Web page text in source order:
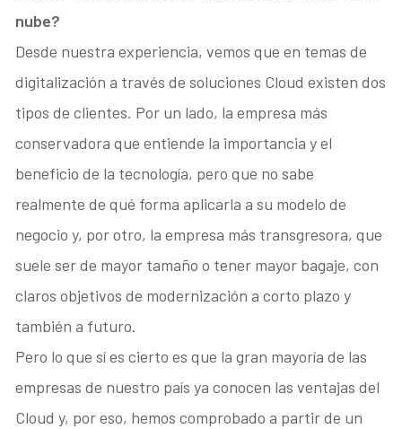
nube?
Desde nuestra experiencia, vemos que en temas de
digitalización a través de soluciones Cloud existen dos
tipos de clientes. Por un lado, la empresa más
conservadora que entiende la importancia y el
beneficio de la tecnología, pero que no sabe
realmente de qué forma aplicarla a su modelo de
negocio y, por otro, la empresa más transgresora, que
suele ser de mayor tamaño o tener mayor bagaje, con
claros objetivos de modernización a corto plazo y
también a futuro.
Pero lo que sí es cierto es que la gran mayoría de las
empresas de nuestro país ya conocen las ventajas del
Cloud y, por eso, hemos comprobado a partir de un